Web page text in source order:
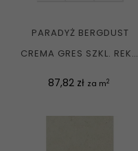
PARADYŻ BERGDUST
CREMA GRES SZKL. REKT.
Cena
87,82 zł za m2